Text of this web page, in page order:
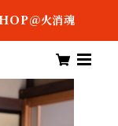
＠火消魂